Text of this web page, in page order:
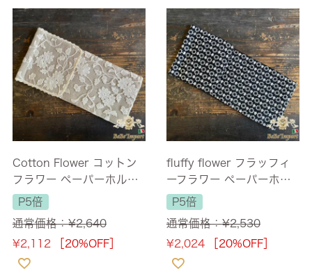
Cotton Flower コットン
フラワー ペーパーホルダ
ー 16×36cm
P5倍
通常価格：¥2,640
¥2,112 ［20%OFF］
fluffy flower フラッフィ
ーフラワー ペーパーホル
ダー 16×36cm
P5倍
通常価格：¥2,530
¥2,024 ［20%OFF］